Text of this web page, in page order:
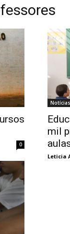
0
Notícias
mil
Leticia